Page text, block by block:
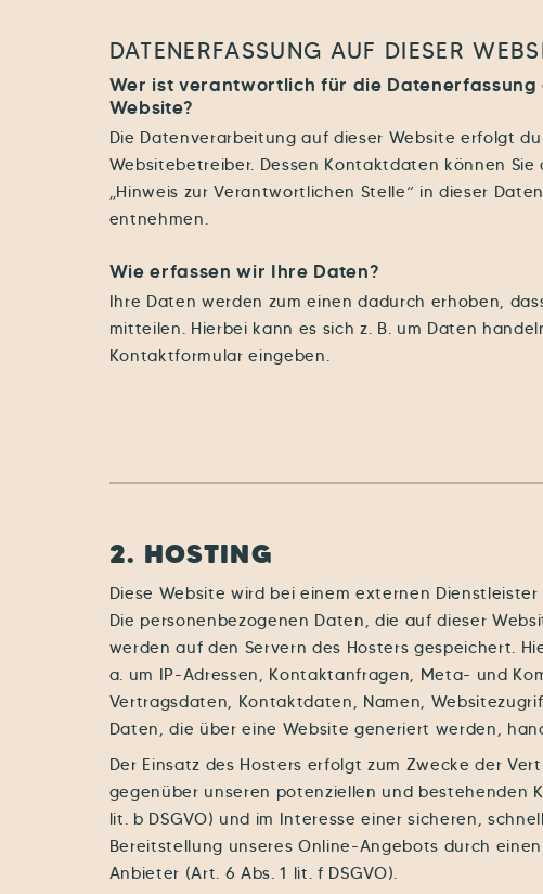
DATENERFASSUNG AUF DIESER
Wer ist verantwortlich für die Datenerfassung
Website?
Die Datenverarbeitung auf dieser Website erfolgt
Websitebetreiber. Dessen Kontaktdaten können Sie
„Hinweis zur Verantwortlichen Stelle“ in dieser
entnehmen.
Wie erfassen wir Ihre Daten?
Ihre Daten werden zum einen dadurch erhoben,
mitteilen. Hierbei kann es sich z. B. um Daten
Kontaktformular eingeben.
2. HOSTING
Diese Website wird bei einem externen
Die personenbezogenen Daten, die auf dieser
werden auf den Servern des Hosters gespeichert.
a. um IP-Adressen, Kontaktanfragen, Meta- und
Vertragsdaten, Kontaktdaten, Namen,
Daten, die über eine Website generiert werden,
Der Einsatz des Hosters erfolgt zum Zwecke der
gegenüber unseren potenziellen und bestehenden
lit. b DSGVO) und im Interesse einer sicheren,
Bereitstellung unseres Online-Angebots durch
Anbieter (Art. 6 Abs. 1 lit. f DSGVO).